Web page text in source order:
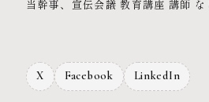
当幹事、宣伝会議 教育講座 講師 な
X Facebook LinkedIn